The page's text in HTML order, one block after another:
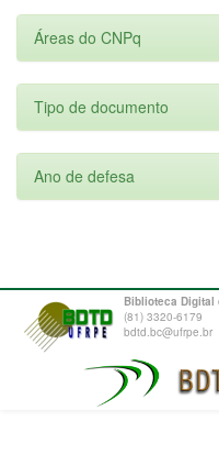
Áreas do CNPq
Tipo de documento
Ano de defesa
Biblioteca Digital
(81) 3320-6179
bdtd.bc@ufrpe.br